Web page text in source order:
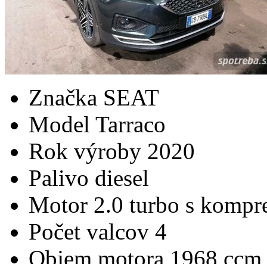
Značka SEAT
Model Tarraco
Rok výroby 2020
Palivo diesel
Motor 2.0 turbo s
Počet valcov 4
Objem motora 1968 ccm